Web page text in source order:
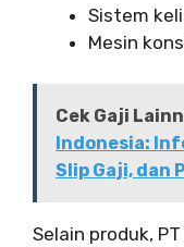
Sistem
Mesin
Cek Gaji
Indonesia:
Slip Gaji, dan
Selain produk,